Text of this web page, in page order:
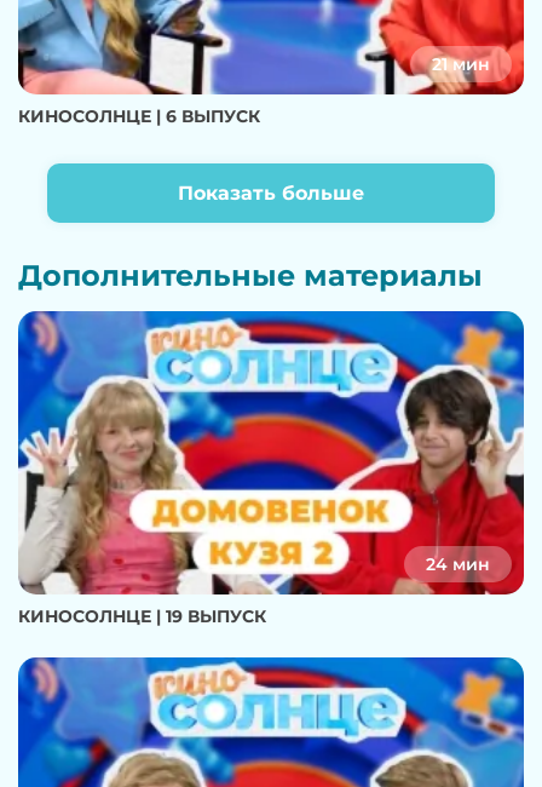
21 мин
КИНОСОЛНЦЕ | 6 ВЫПУСК
Показать больше
Дополнительные материалы
24 мин
КИНОСОЛНЦЕ | 19 ВЫПУСК